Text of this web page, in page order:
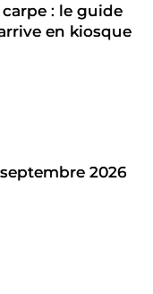
: le guide
en kiosque
2026